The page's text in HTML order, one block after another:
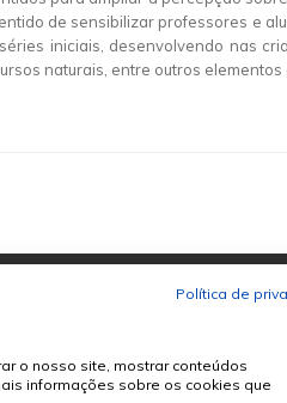
de sensibilizar professores e
iniciais, desenvolvendo nas
naturais, entre outros elementos
Política de
o nosso site, mostrar conteúdos
informações sobre os cookies que